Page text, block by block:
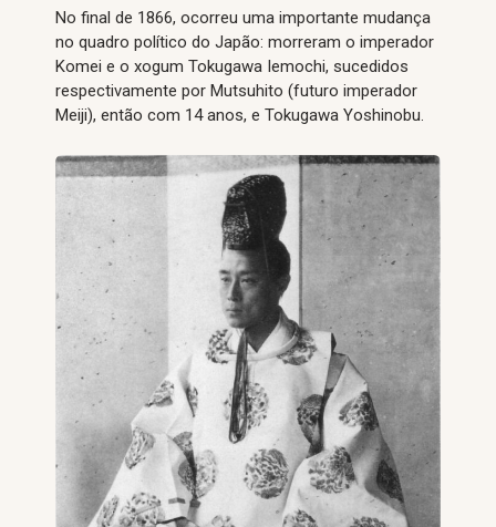
No final de 1866, ocorreu uma importante mudança
no quadro político do Japão: morreram o imperador
Komei e o xogum Tokugawa Iemochi, sucedidos
respectivamente por Mutsuhito (futuro imperador
Meiji), então com 14 anos, e Tokugawa Yoshinobu.